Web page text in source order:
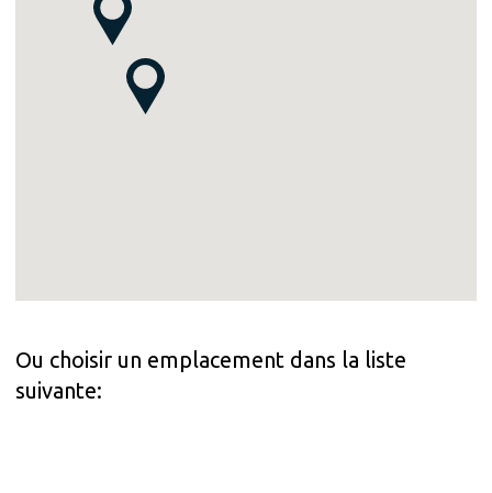
Ou choisir un emplacement dans la liste
suivante: